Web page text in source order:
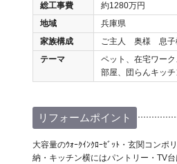
総工事費
約1280万円
地域
兵庫県
家族構成
ご主人 奥様 息子
テーマ
ペット、在宅ワー
部屋、団らんキッチ
リフォームポイント
大容量のｳｫｰｸｲﾝｸﾛｰｾﾞｯﾄ・玄関コンポ
納・キッチン横にはパントリー・TV